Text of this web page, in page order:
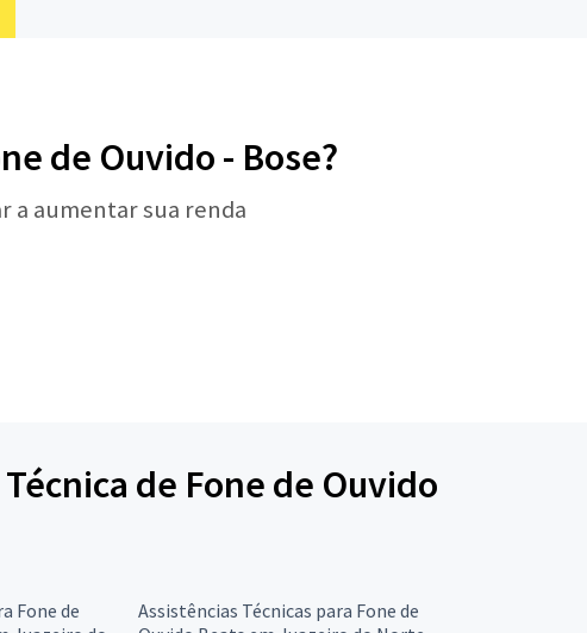
de Ouvido - Bose?
a aumentar sua renda
de Fone de Ouvido
Fone de
Assistências Técnicas para Fone de